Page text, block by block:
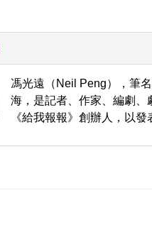
馮光遠（Neil Peng），筆
海，是記者、作家、編劇、
《給我報報》創辦人，以